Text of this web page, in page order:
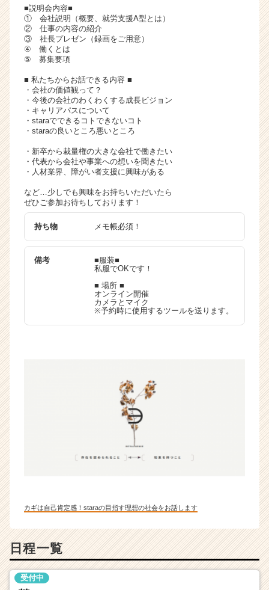
e
e
r）
■説明会内容■
① 会社説明（概要、就労支援A型とは）
② 仕事の内容の紹介
③ 社長プレゼン（録画をご用意）
④ 働くとは
⑤ 募集要項
■ 私たちからお話できる内容 ■
・会社の価値観って？
・今後の会社のわくわくする成長ビジョン
・キャリアパスについて
・staraでできるコトできないコト
・staraの良いところ悪いところ
・新卒から裁量権の大きな会社で働きたい
・代表から会社や事業への想いを聞きたい
・人材業界、障がい者支援に興味がある
など…少しでも興味をお持ちいただいたら
ぜひご参加お待ちしております！
持ち物 メモ帳必須！
備考
■服装■
私服でOKです！
■ 場所 ■
オンライン開催
カメラとマイク
※予約時に使用するツールを送ります。
カギは自己肯定感！staraの目指す理想の社会をお話します
日程一覧
受付中